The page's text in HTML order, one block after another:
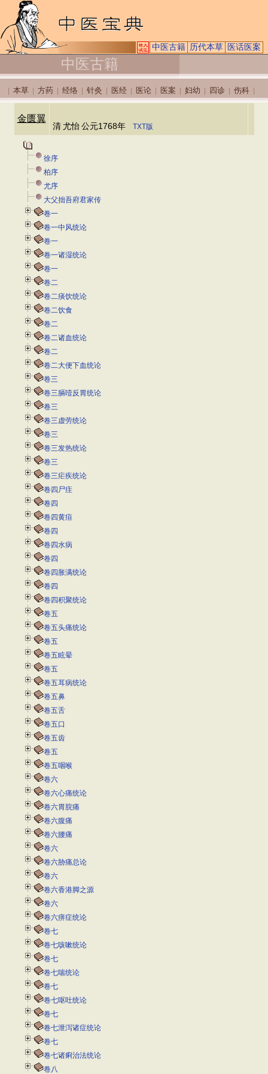
中医古籍 历代本草 医话医案
中医古籍
本草 方药 经络 针灸 医经 医论 医案 妇幼 四诊 伤科
金匮翼
清 尤怡 公元1768年 TXT版
徐序
柏序
尤序
大父拙吾府君家传
卷一
卷一中风统论
卷一
卷一诸湿统论
卷一
卷二
卷二痰饮统论
卷二饮食
卷二
卷二诸血统论
卷二
卷二大便下血统论
卷三
卷三膈噎反胃统论
卷三
卷三虚劳统论
卷三
卷三发热统论
卷三
卷三疟疾统论
卷四尸疰
卷四
卷四黄疸
卷四
卷四水病
卷四
卷四胀满统论
卷四
卷四积聚统论
卷五
卷五头痛统论
卷五
卷五眩晕
卷五
卷五耳病统论
卷五鼻
卷五舌
卷五口
卷五齿
卷五
卷五咽喉
卷六
卷六心痛统论
卷六胃脘痛
卷六腹痛
卷六腰痛
卷六
卷六胁痛总论
卷六
卷六香港脚之源
卷六
卷六痹症统论
卷七
卷七咳嗽统论
卷七
卷七喘统论
卷七
卷七呕吐统论
卷七
卷七泄泻诸症统论
卷七
卷七诸痢治法统论
卷八